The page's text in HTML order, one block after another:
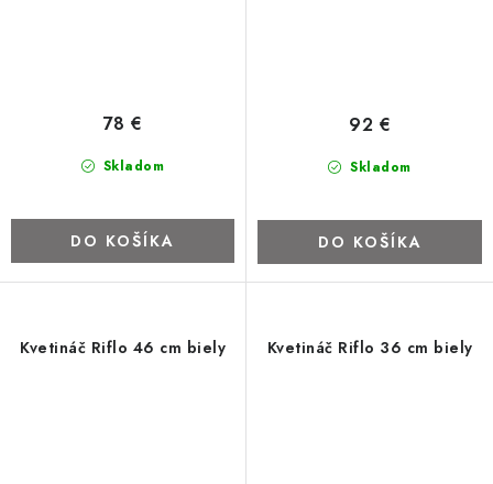
Skladom
78 €
DO KOŠÍKA
Skladom
92 €
DO KOŠÍKA
Kvetináč Riflo 46 cm biely Kvetináč Riflo 36 cm biely